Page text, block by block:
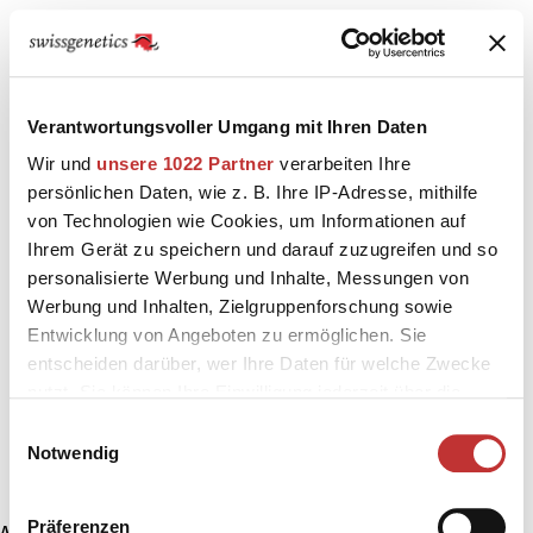
Verantwortungsvoller Umgang mit Ihren Daten
Wir und unsere 1022 Partner verarbeiten Ihre
persönlichen Daten, wie z. B. Ihre IP-Adresse, mithilfe
von Technologien wie Cookies, um Informationen auf
Ihrem Gerät zu speichern und darauf zuzugreifen und so
personalisierte Werbung und Inhalte, Messungen von
Werbung und Inhalten, Zielgruppenforschung sowie
Entwicklung von Angeboten zu ermöglichen. Sie
entscheiden darüber, wer Ihre Daten für welche Zwecke
Trigger Symbol ändern oder widerrufen
Notwendig
Präferenzen